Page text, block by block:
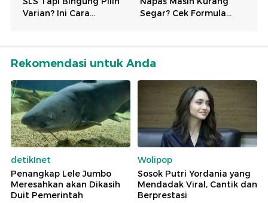
Rekomendasi untuk Anda
detikInet
Penangkap Lele Jumbo
Meresahkan akan Dikasih
Duit Pemerintah
Wolipop
Sosok Putri Yordania yang
Mendadak Viral, Cantik dan
Berprestasi